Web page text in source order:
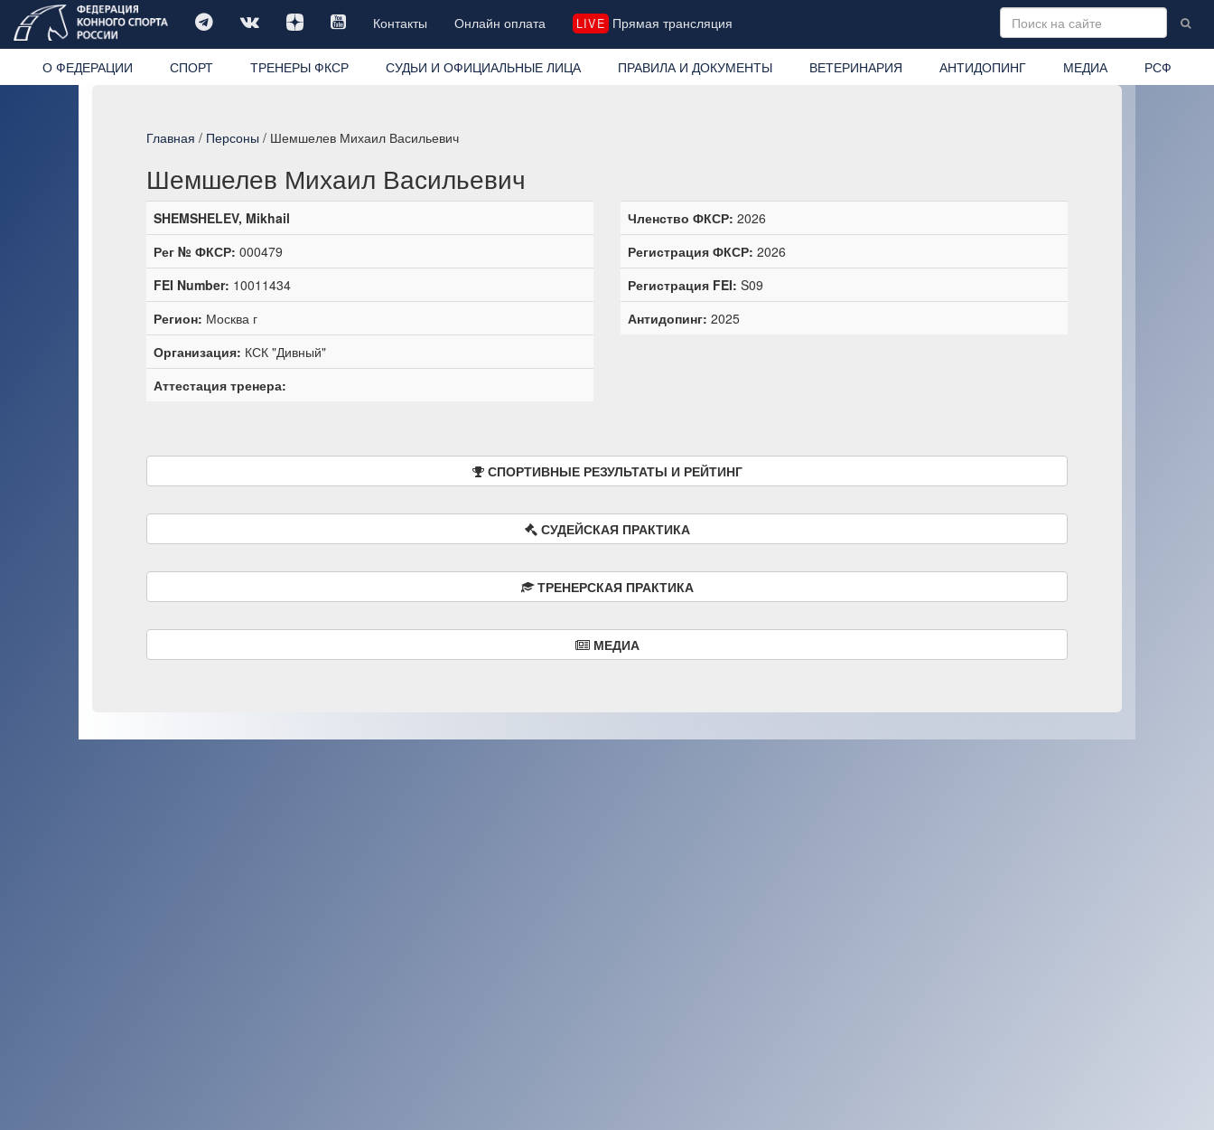
Контакты Онлайн оплата LIVE Прямая трансляция
О ФЕДЕРАЦИИ СПОРТ ТРЕНЕРЫ ФКСР СУДЬИ И ОФИЦИАЛЬНЫЕ ЛИЦА ПРАВИЛА И ДОКУМЕНТЫ ВЕТЕРИНАРИЯ АНТИДОПИНГ МЕДИА РСФ
Главная / Персоны / Шемшелев Михаил Васильевич
Шемшелев Михаил Васильевич
SHEMSHELEV, Mikhail
Рег № ФКСР: 000479
FEI Number: 10011434
Регион: Москва г
Организация: КСК "Дивный"
Аттестация тренера:
Членство ФКСР: 2026
Регистрация ФКСР: 2026
Регистрация FEI: S09
Антидопинг: 2025
СПОРТИВНЫЕ РЕЗУЛЬТАТЫ И РЕЙТИНГ
СУДЕЙСКАЯ ПРАКТИКА
ТРЕНЕРСКАЯ ПРАКТИКА
МЕДИА